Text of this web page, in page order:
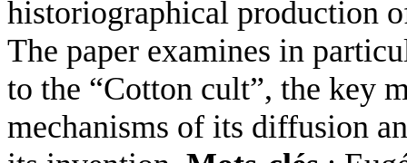
historiographical production
The paper examines in
to the “Cotton cult”, the key
mechanisms of its diffusion